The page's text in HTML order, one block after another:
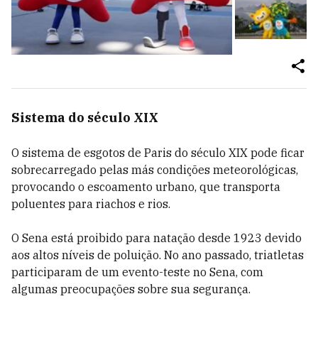
Sistema do século XIX
O sistema de esgotos de Paris do século XIX pode ficar
sobrecarregado pelas más condições meteorológicas,
provocando o escoamento urbano, que transporta
poluentes para riachos e rios.
O Sena está proibido para natação desde 1923 devido
aos altos níveis de poluição. No ano passado, triatletas
participaram de um evento-teste no Sena, com
algumas preocupações sobre sua segurança.